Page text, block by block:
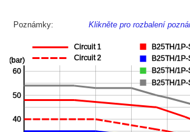
Poznámky: Klikněte pro rozbalení